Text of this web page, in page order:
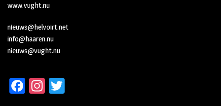
www.vught.nu
nieuws@helvoirt.net
info@haaren.nu
nieuws@vught.nu
Fa In